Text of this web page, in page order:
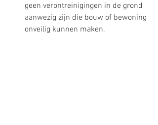
geen verontreinigingen in de grond
aanwezig zijn die bouw of bewoning
onveilig kunnen maken.